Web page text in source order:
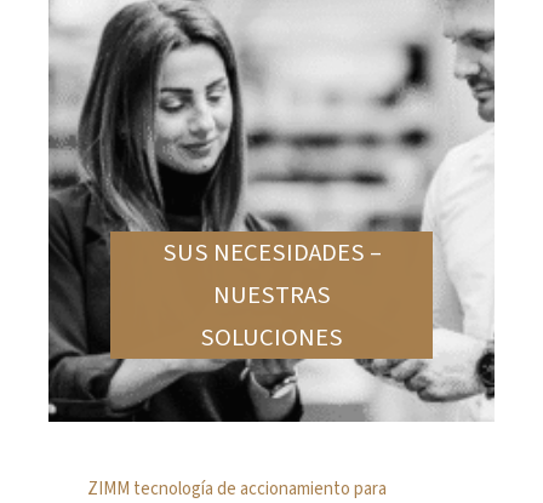
SUS NECESIDADES –
NUESTRAS
SOLUCIONES
ZIMM tecnología de accionamiento para